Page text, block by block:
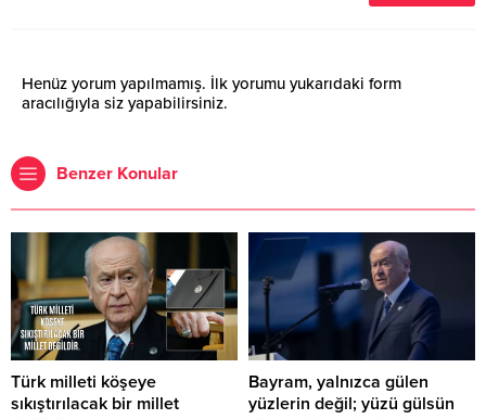
Henüz yorum yapılmamış. İlk yorumu yukarıdaki form
aracılığıyla siz yapabilirsiniz.
Benzer Konular
Türk milleti köşeye
sıkıştırılacak bir millet
Bayram, yalnızca gülen
yüzlerin değil; yüzü gülsün